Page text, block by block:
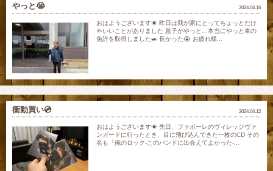
2024.04.16
やっと😭
おはようございます☀ 昨日は我が家にとってちょっとだけ
🤏いいことがありました 息子がやっと…本当にやっと車の
免許を取得しました🚙 長かった😭 お疲れ様...
2024.04.12
衝動買い💿
おはようございます☀ 先日、ファボーレのヴィレッジヴァ
ンガードに行ったとき、目に飛び込んできた一枚のCD その
名も「俺のロック-このバンドに出会えてよかった-...